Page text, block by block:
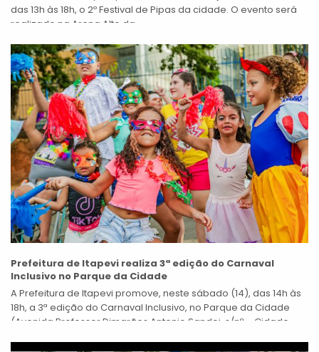
das 13h às 18h, o 2º Festival de Pipas da cidade. O evento será
realizado na Arena Alto da...
Prefeitura de Itapevi realiza 3ª edição do Carnaval
Inclusivo no Parque da Cidade
A Prefeitura de Itapevi promove, neste sábado (14), das 14h às
18h, a 3ª edição do Carnaval Inclusivo, no Parque da Cidade
(Avenida Professor Dimarães Antonio Sandei, s/nº – Cidade...